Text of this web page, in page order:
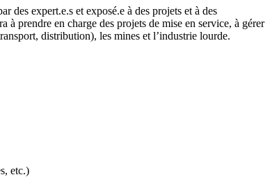
des expert.e.s et exposé.e à des projets et à des
à prendre en charge des projets de mise en service, à gérer
distribution), les mines et l’industrie lourde.
etc.)